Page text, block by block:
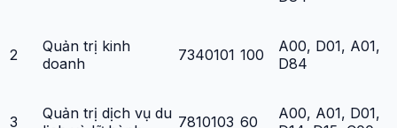
2
Quản trị kinh
doanh
7340101 100
A00, D01, A01,
D84
3
Quản trị dịch vụ du 7810103 60
A00, A01, D01,